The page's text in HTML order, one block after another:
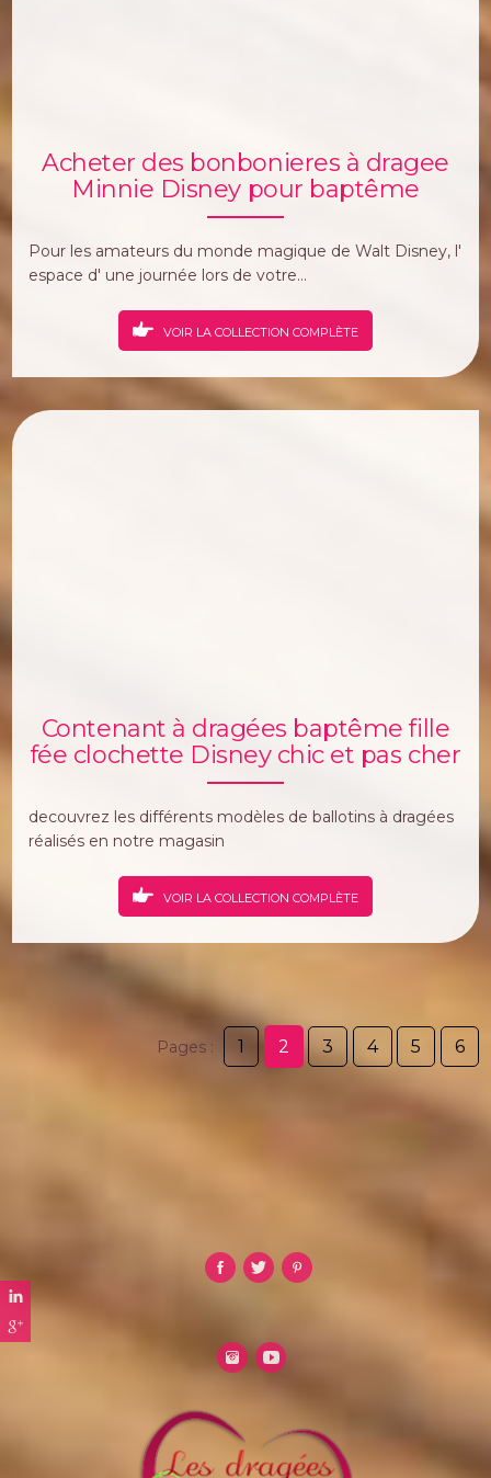
Acheter des bonbonieres à dragee
Minnie Disney pour baptême
Pour les amateurs du monde magique de Walt Disney, l'
espace d' une journée lors de votre...
VOIR LA COLLECTION COMPLÈTE
Contenant à dragées baptême fille
fée clochette Disney chic et pas cher
decouvrez les différents modèles de ballotins à dragées
réalisés en notre magasin
VOIR LA COLLECTION COMPLÈTE
Pages : 1 2 3 4 5 6